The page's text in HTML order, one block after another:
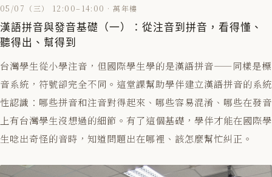
05/07（三） 12:00–14:00 · 萬年樓
漢語拼音與發音基礎（一）：從注音到拼音，看得懂、
聽得出、幫得到
台灣學生從小學注音，但國際學生學的是漢語拼音——同樣是標
音系統，符號卻完全不同。這堂課幫助學伴建立漢語拼音的系統
性認識：哪些拼音和注音對得起來、哪些容易混淆、哪些在發音
上有台灣學生沒想過的細節。有了這個基礎，學伴才能在國際學
生唸出奇怪的音時，知道問題出在哪裡、該怎麼幫忙糾正。